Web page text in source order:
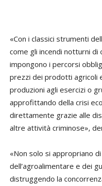
«Con i classici strumenti
come gli incendi notturni di
impongono i percorsi
prezzi dei prodotti agricoli
produzioni agli esercizi o
approfittando della crisi
direttamente grazie alle
altre attività criminose»,
«Non solo si appropriano
dell’agroalimentare e dei
distruggendo la